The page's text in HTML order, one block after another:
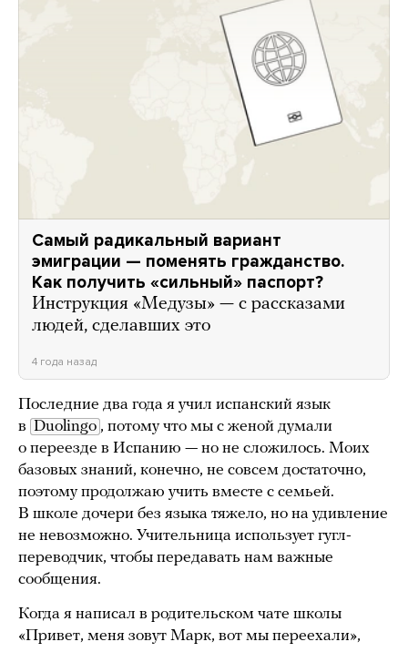
Самый радикальный вариант
эмиграции — поменять гражданство.
Как получить «сильный» паспорт?
Инструкция «Медузы» — с рассказами
людей, сделавших это
4 года назад
Последние два года я учил испанский язык
в Duolingo , потому что мы с женой думали
о переезде в Испанию — но не сложилось. Моих
базовых знаний, конечно, не совсем достаточно,
поэтому продолжаю учить вместе с семьей.
В школе дочери без языка тяжело, но на удивление
не невозможно. Учительница использует гугл-
переводчик, чтобы передавать нам важные
сообщения.
Когда я написал в родительском чате школы
«Привет, меня зовут Марк, вот мы переехали»,